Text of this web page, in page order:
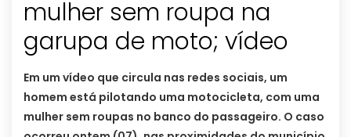
mulher sem roupa na
garupa de moto; vídeo
Em um vídeo que circula nas redes sociais, um
homem está pilotando uma motocicleta, com uma
mulher sem roupas no banco do passageiro. O caso